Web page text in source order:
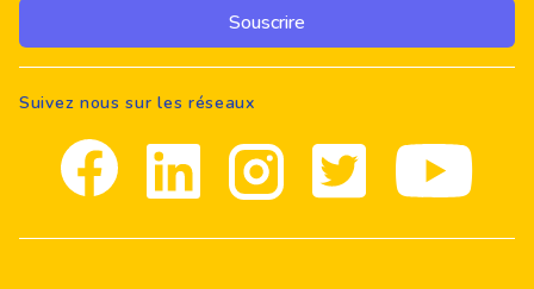
Souscrire
Suivez nous sur les réseaux
Facebook Linkedin Instagram Twitter youtube